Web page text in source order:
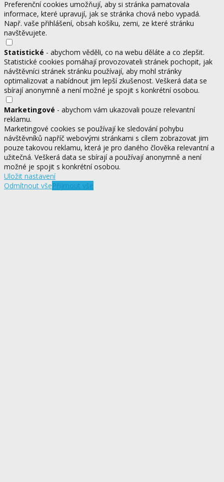
Preferenční cookies umožňují, aby si stránka pamatovala
informace, které upravují, jak se stránka chová nebo vypadá.
Např. vaše přihlášení, obsah košíku, zemi, ze které stránku
navštěvujete.
Statistické - abychom věděli, co na webu děláte a co zlepšit.
Statistické cookies pomáhají provozovateli stránek pochopit, jak
návštěvníci stránek stránku používají, aby mohl stránky
optimalizovat a nabídnout jim lepší zkušenost. Veškerá data se
sbírají anonymně a není možné je spojit s konkrétní osobou.
Marketingové - abychom vám ukazovali pouze relevantní
reklamu.
Marketingové cookies se používají ke sledování pohybu
návštěvníků napříč webovými stránkami s cílem zobrazovat jim
pouze takovou reklamu, která je pro daného člověka relevantní a
užitečná. Veškerá data se sbírají a používají anonymně a není
možné je spojit s konkrétní osobou.
Uložit nastavení
Odmítnout všePřijmout vše